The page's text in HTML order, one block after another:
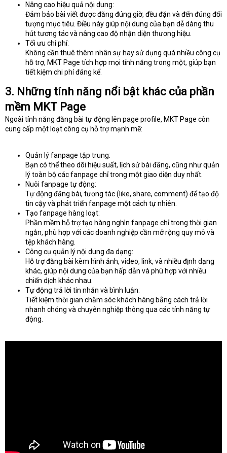
Nâng cao hiệu quả nội dung:
Đảm bảo bài viết được đăng đúng giờ, đều đặn và đến đúng đối
tượng mục tiêu. Điều này giúp nội dung của bạn dễ dàng thu
hút tương tác và nâng cao độ nhận diện thương hiệu.
Tối ưu chi phí:
Không cần thuê thêm nhân sự hay sử dụng quá nhiều công cụ
hỗ trợ, MKT Page tích hợp mọi tính năng trong một, giúp bạn
tiết kiệm chi phí đáng kể.
3. Những tính năng nổi bật khác của phần
mềm MKT Page
Ngoài tính năng đăng bài tự động lên page profile, MKT Page còn
cung cấp một loạt công cụ hỗ trợ mạnh mẽ:
Quản lý fanpage tập trung:
Bạn có thể theo dõi hiệu suất, lịch sử bài đăng, cũng như quản
lý toàn bộ các fanpage chỉ trong một giao diện duy nhất.
Nuôi fanpage tự động:
Tự động đăng bài, tương tác (like, share, comment) để tạo độ
tin cậy và phát triển fanpage một cách tự nhiên.
Tạo fanpage hàng loạt:
Phần mềm hỗ trợ tạo hàng nghìn fanpage chỉ trong thời gian
ngắn, phù hợp với các doanh nghiệp cần mở rộng quy mô và
tệp khách hàng.
Công cụ quản lý nội dung đa dạng:
Hỗ trợ đăng bài kèm hình ảnh, video, link, và nhiều định dạng
khác, giúp nội dung của bạn hấp dẫn và phù hợp với nhiều
chiến dịch khác nhau.
Tự động trả lời tin nhắn và bình luận:
Tiết kiệm thời gian chăm sóc khách hàng bằng cách trả lời
nhanh chóng và chuyên nghiệp thông qua các tính năng tự
động.